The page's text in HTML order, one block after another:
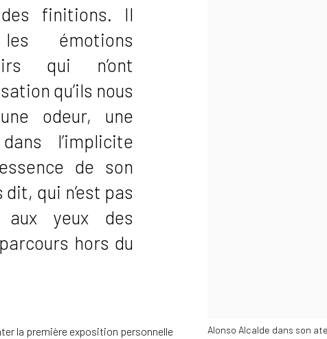
Alonso Alcalde dans son
finitions. Il
émotions
qui n’ont
qu’ils nous
odeur, une
l’implicite
de son
qui n’est pas
yeux des
hors du
la première exposition personnelle